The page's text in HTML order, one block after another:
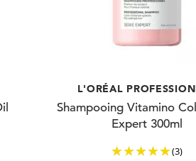
L'ORÉAL
Shampooing Vitamino
Expert 300ml
(3)